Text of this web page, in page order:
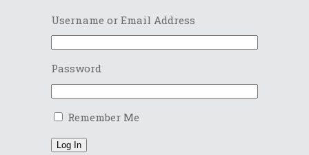
Username or Email Address
Password
Remember Me
Log In